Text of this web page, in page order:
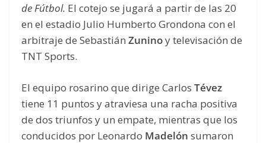
de Fútbol. El cotejo se jugará a partir de las 20
en el estadio Julio Humberto Grondona con el
arbitraje de Sebastián Zuninoy televisación de
TNT Sports.
El equipo rosarino que dirige Carlos Tévez
tiene 11 puntos y atraviesa una racha positiva
de dos triunfos y un empate, mientras que los
conducidos por Leonardo Madelón sumaron